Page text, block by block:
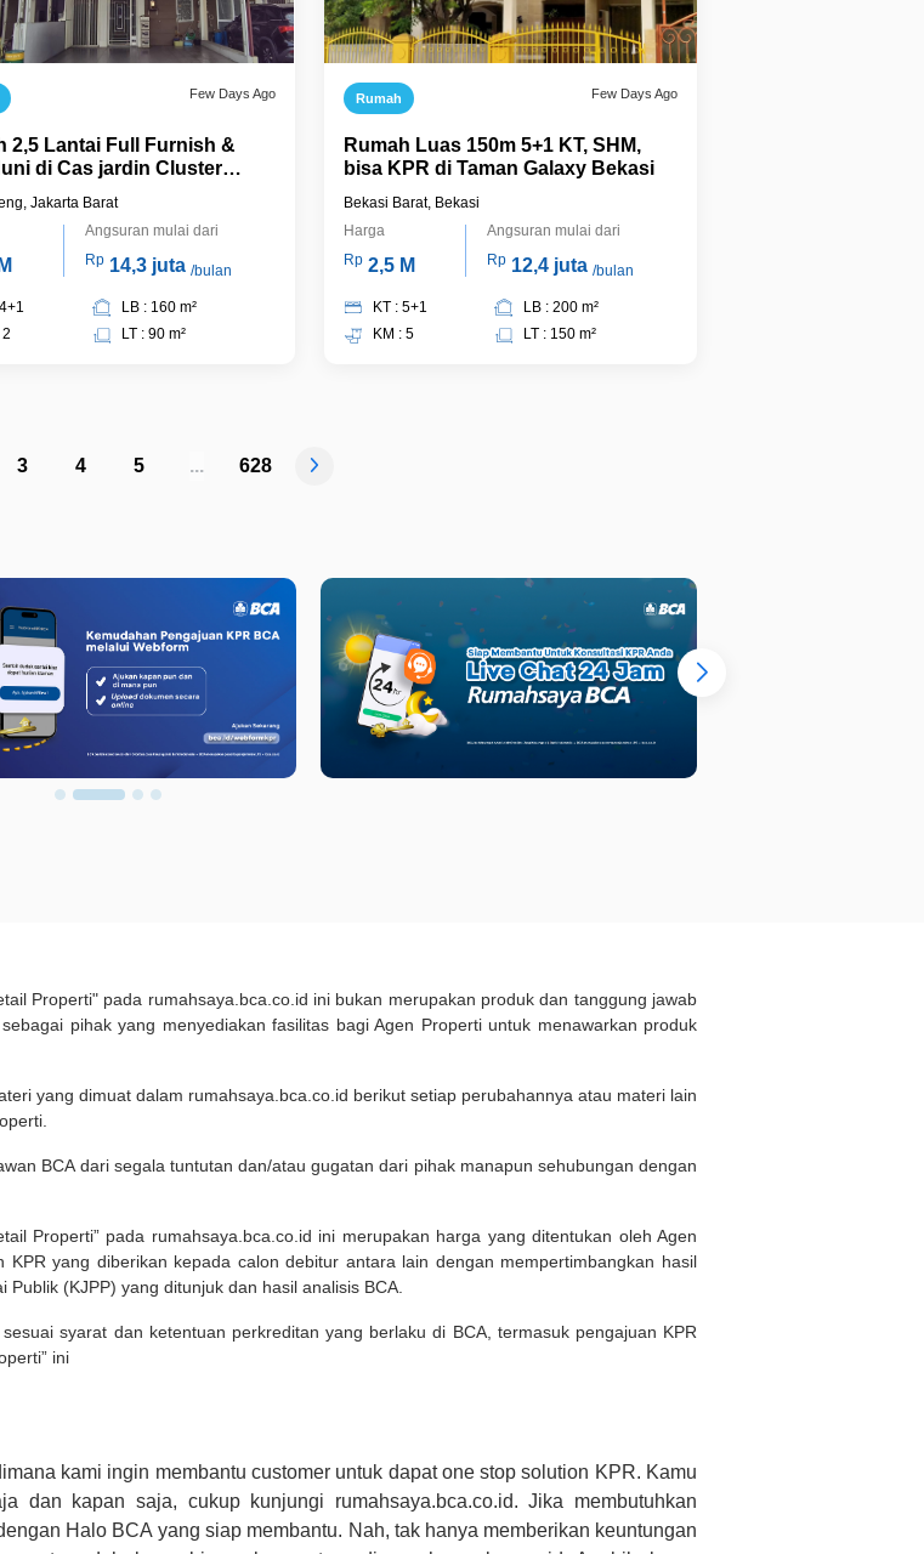
Few Days Ago
2,5 Lantai Full Furnish &
di Cas jardin Cluster
Jakarta Barat
Angsuran mulai dari
Rp 14,3 juta /bulan
2
LB : 160 m²
LT : 90 m²
Rumah Few Days Ago
Rumah Luas 150m 5+1 KT, SHM,
bisa KPR di Taman Galaxy Bekasi
Bekasi Barat, Bekasi
Harga
Rp 2,5 M
Angsuran mulai dari
Rp 12,4 juta /bulan
KT : 5+1
KM : 5
LB : 200 m²
LT : 150 m²
3 4 5 ... 628
Properti" pada rumahsaya.bca.co.id ini bukan merupakan produk dan tanggung jawab
pihak yang menyediakan fasilitas bagi Agen Properti untuk menawarkan produk
yang dimuat dalam rumahsaya.bca.co.id berikut setiap perubahannya atau materi lain
BCA dari segala tuntutan dan/atau gugatan dari pihak manapun sehubungan dengan
Properti” pada rumahsaya.bca.co.id ini merupakan harga yang ditentukan oleh Agen
yang diberikan kepada calon debitur antara lain dengan mempertimbangkan hasil
(KJPP) yang ditunjuk dan hasil analisis BCA.
syarat dan ketentuan perkreditan yang berlaku di BCA, termasuk pengajuan KPR
ini
kami ingin membantu customer untuk dapat one stop solution KPR. Kamu
dan kapan saja, cukup kunjungi rumahsaya.bca.co.id. Jika membutuhkan
Halo BCA yang siap membantu. Nah, tak hanya memberikan keuntungan